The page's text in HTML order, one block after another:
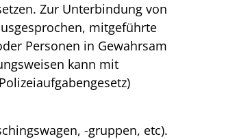
Zur Unterbindung von
mitgeführte
Personen in Gewahrsam
kann mit
-gruppen, etc).